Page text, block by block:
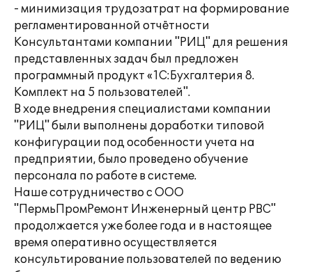
- минимизация трудозатрат на формирование
регламентированной отчётности
Консультантами компании "РИЦ" для решения
представленных задач был предложен
программный продукт «1С:Бухгалтерия 8.
Комплект на 5 пользователей".
В ходе внедрения специалистами компании
"РИЦ" были выполнены доработки типовой
конфигурации под особенности учета на
предприятии, было проведено обучение
персонала по работе в системе.
Наше сотрудничество с ООО
"ПермьПромРемонт Инженерный центр РВС"
продолжается уже более года и в настоящее
время оперативно осуществляется
консультирование пользователей по ведению